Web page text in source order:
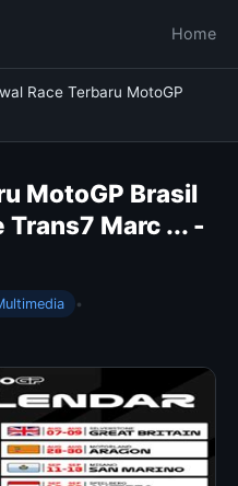
Home
Race Terbaru MotoGP
MotoGP Brasil
Trans7 Marc ... -
•